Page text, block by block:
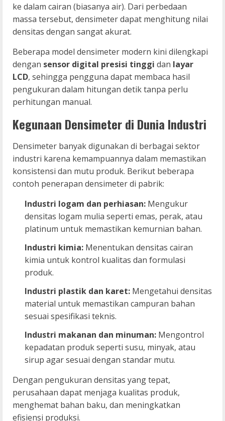
ke dalam cairan (biasanya air). Dari perbedaan
massa tersebut, densimeter dapat menghitung nilai
densitas dengan sangat akurat.
Beberapa model densimeter modern kini dilengkapi
dengan sensor digital presisi tinggi dan layar
LCD, sehingga pengguna dapat membaca hasil
pengukuran dalam hitungan detik tanpa perlu
perhitungan manual.
Kegunaan Densimeter di Dunia Industri
Densimeter banyak digunakan di berbagai sektor
industri karena kemampuannya dalam memastikan
konsistensi dan mutu produk. Berikut beberapa
contoh penerapan densimeter di pabrik:
Industri logam dan perhiasan: Mengukur
densitas logam mulia seperti emas, perak, atau
platinum untuk memastikan kemurnian bahan.
Industri kimia: Menentukan densitas cairan
kimia untuk kontrol kualitas dan formulasi
produk.
Industri plastik dan karet: Mengetahui densitas
material untuk memastikan campuran bahan
sesuai spesifikasi teknis.
Industri makanan dan minuman: Mengontrol
kepadatan produk seperti susu, minyak, atau
sirup agar sesuai dengan standar mutu.
Dengan pengukuran densitas yang tepat,
perusahaan dapat menjaga kualitas produk,
menghemat bahan baku, dan meningkatkan
efisiensi produksi.